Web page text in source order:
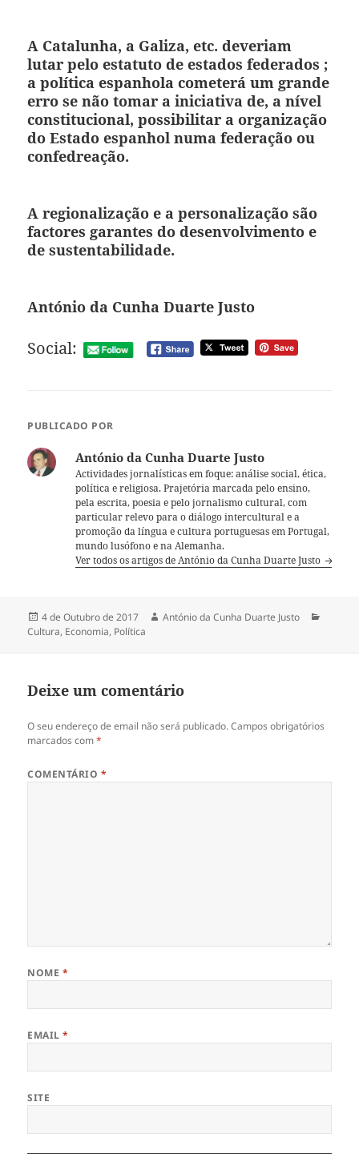
A Catalunha, a Galiza, etc. deveriam
lutar pelo estatuto de estados federados ;
a política espanhola cometerá um grande
erro se não tomar a iniciativa de, a nível
constitucional, possibilitar a organização
do Estado espanhol numa federação ou
confedreação.
A regionalização e a personalização são
factores garantes do desenvolvimento e
de sustentabilidade.
António da Cunha Duarte Justo
Social:
PUBLICADO POR
António da Cunha Duarte Justo
Actividades jornalísticas em foque: análise social, ética,
política e religiosa. Prajetória marcada pelo ensino,
pela escrita, poesia e pelo jornalismo cultural, com
particular relevo para o diálogo intercultural e a
promoção da língua e cultura portuguesas em Portugal,
mundo lusófono e na Alemanha.
Ver todos os artigos de António da Cunha Duarte Justo
Publicado
a
4 de Outubro de 2017 Autor
António da Cunha Duarte Justo
Cultura, Economia, Política
Deixe um comentário
O seu endereço de email não será publicado. Campos obrigatórios
marcados com*
COMENTÁRIO *
NOME *
EMAIL*
SITE